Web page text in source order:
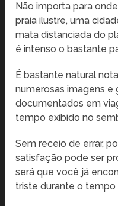
Não importa para
praia ilustre, uma
mata distanciada do
é intenso o bastante
É bastante natural
numerosas imagens e
documentados em
tempo exibido no
Sem receio de errar,
satisfação pode ser
será que você já
triste durante o